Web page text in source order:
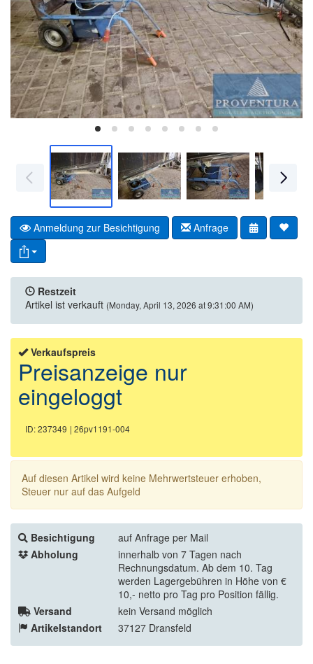
Anmeldung zur Besichtigung Anfrage
Restzeit
Artikel ist verkauft (Monday, April 13, 2026 at 9:31:00 AM)
Verkaufspreis
Preisanzeige nur
eingeloggt
ID: 237349 | 26pv1191-004
Auf diesen Artikel wird keine Mehrwertsteuer erhoben,
Steuer nur auf das Aufgeld
Besichtigung
auf Anfrage per Mail
Abholung
innerhalb von 7 Tagen nach
Rechnungsdatum. Ab dem 10. Tag
werden Lagergebühren in Höhe von €
10,- netto pro Tag pro Position fällig.
Versand
kein Versand möglich
Artikelstandort
37127 Dransfeld